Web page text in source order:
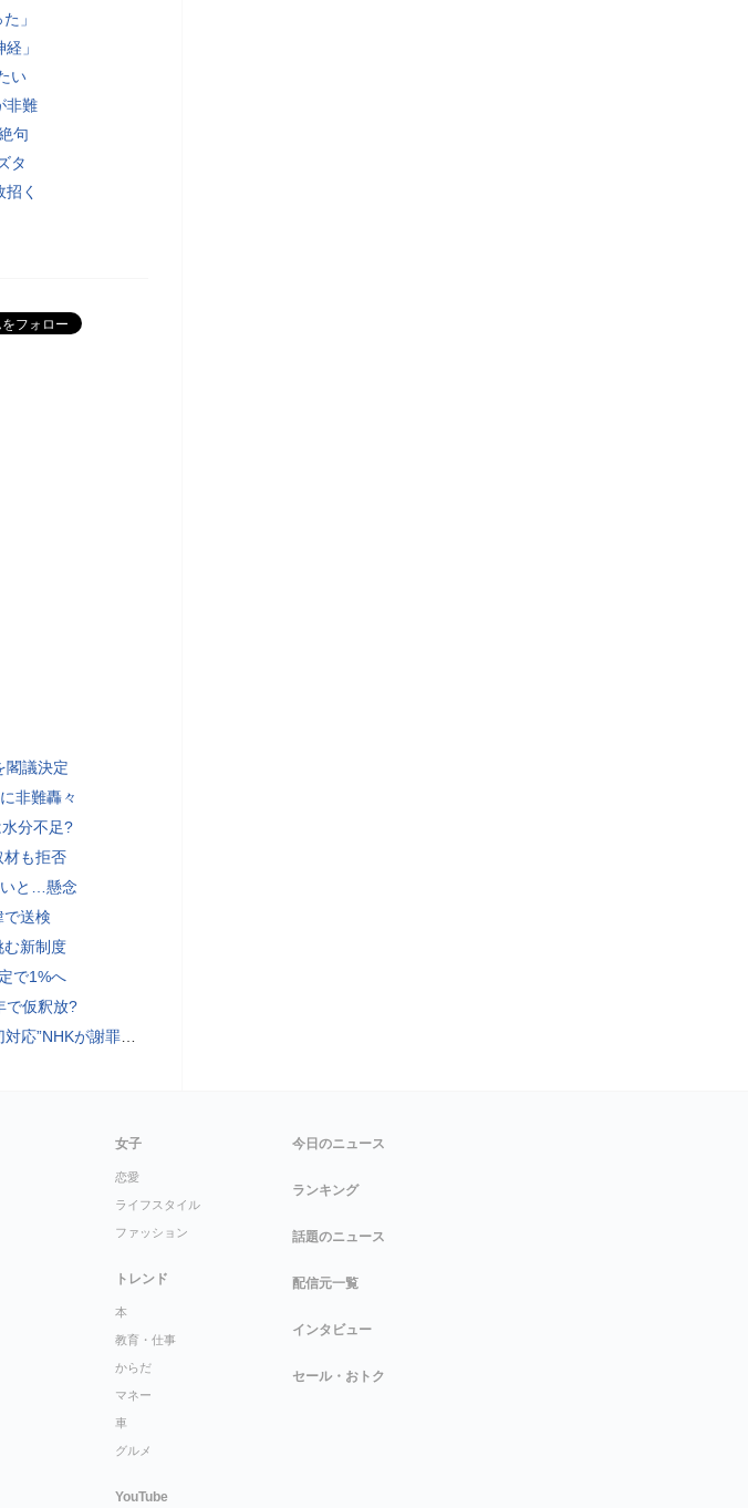
」
」
い
非難
句
タ
く
閣議決定
非難轟々
分不足?
材も拒否
と…懸念
で送検
む新制度
で1%へ
で仮釈放?
受け休職…部署異動認めず、関係者処分なし
女子
恋愛
ライフスタイル
ファッション
トレンド
本
教育・仕事
からだ
マネー
車
グルメ
YouTube
今日のニュース
ランキング
話題のニュース
配信元一覧
インタビュー
セール・おトク